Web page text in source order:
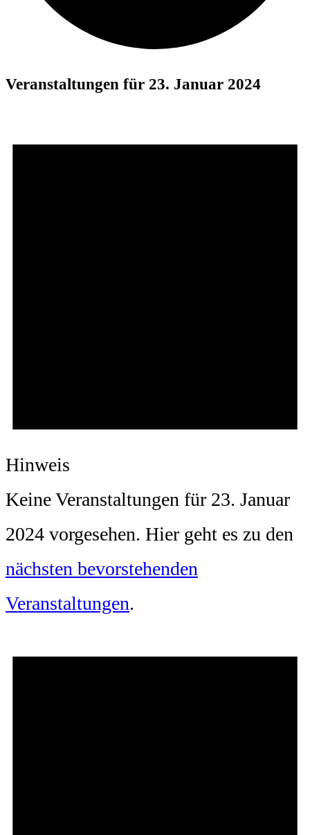
Veranstaltungen für 23. Januar 2024
Hinweis
Keine Veranstaltungen für 23. Januar
2024 vorgesehen. Hier geht es zu den
nächsten bevorstehenden
Veranstaltungen.